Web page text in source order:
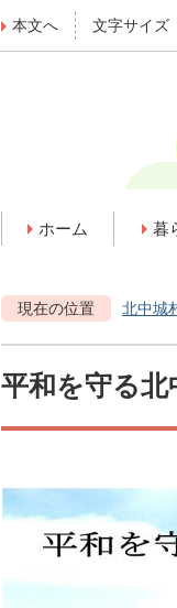
本文へ 文字サイズ
ホーム 暮
現在の位置 北中城
平和を守る北